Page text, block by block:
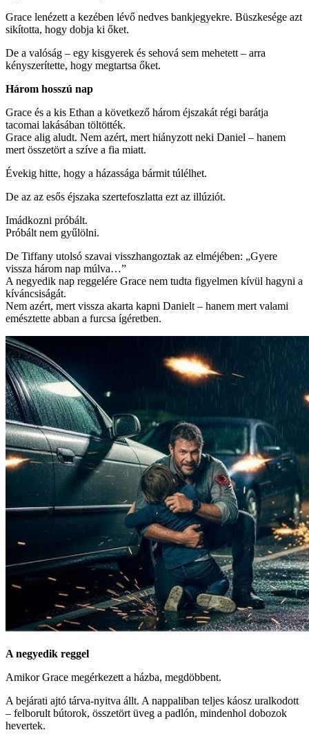
Grace lenézett a kezében lévő nedves bankjegyekre. Büszkesége azt
sikította, hogy dobja ki őket.
De a valóság – egy kisgyerek és sehová sem mehetett – arra
kényszerítette, hogy megtartsa őket.
Három hosszú nap
Grace és a kis Ethan a következő három éjszakát régi barátja
tacomai lakásában töltötték.
Grace alig aludt. Nem azért, mert hiányzott neki Daniel – hanem
mert összetört a szíve a fia miatt.
Évekig hitte, hogy a házassága bármit túlélhet.
De az az esős éjszaka szertefoszlatta ezt az illúziót.
Imádkozni próbált.
Próbált nem gyűlölni.
De Tiffany utolsó szavai visszhangoztak az elméjében: „Gyere
vissza három nap múlva…”
A negyedik nap reggelére Grace nem tudta figyelmen kívül hagyni a
kíváncsiságát.
Nem azért, mert vissza akarta kapni Danielt – hanem mert valami
emésztette abban a furcsa ígéretben.
A negyedik reggel
Amikor Grace megérkezett a házba, megdöbbent.
A bejárati ajtó tárva-nyitva állt. A nappaliban teljes káosz uralkodott
– felborult bútorok, összetört üveg a padlón, mindenhol dobozok
hevertek.